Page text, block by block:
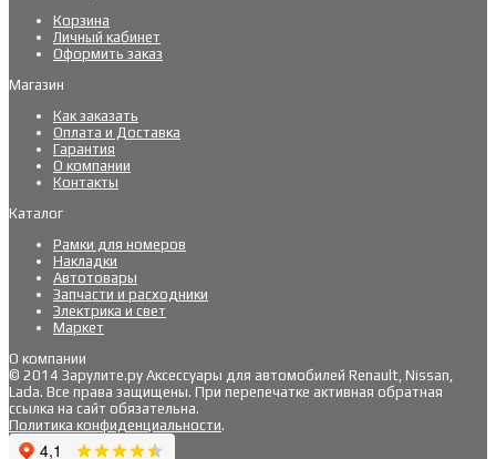
Корзина
Личный кабинет
Оформить заказ
Магазин
Как заказать
Оплата и Доставка
Гарантия
О компании
Контакты
Каталог
Рамки для номеров
Накладки
Автотовары
Запчасти и расходники
Электрика и свет
Маркет
О компании
© 2014 Зарулите.ру Аксессуары для автомобилей Renault, Nissan,
Lada. Все права защищены. При перепечатке активная обратная
ссылка на сайт обязательна.
Политика конфиденциальности.